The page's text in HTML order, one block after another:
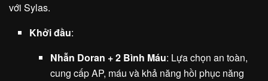
với Sylas.
Khởi đầu:
Nhẫn Doran + 2 Bình Máu: Lựa chọn an toàn,
cung cấp AP, máu và khả năng hồi phục năng